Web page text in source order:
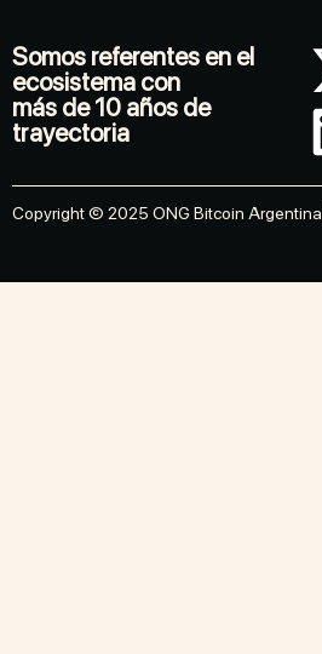
Somos referentes en el
ecosistema con
más de 10 años de
trayectoria
Copyright © 2025 ONG Bitcoin Argentina